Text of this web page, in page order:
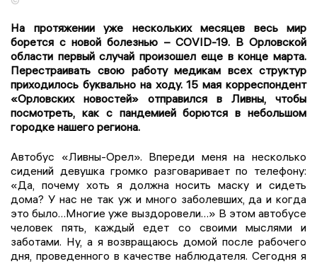
На протяжении уже нескольких месяцев весь мир
борется с новой болезнью – COVID-19. В Орловской
области первый случай произошел еще в конце марта.
Перестраивать свою работу медикам всех структур
приходилось буквально на ходу. 15 мая корреспондент
«Орловских новостей» отправился в Ливны, чтобы
посмотреть, как с пандемией борются в небольшом
городке нашего региона.
Автобус «Ливны-Орел». Впереди меня на несколько
сидений девушка громко разговаривает по телефону:
«Да, почему хоть я должна носить маску и сидеть
дома? У нас не так уж и много заболевших, да и когда
это было…Многие уже выздоровели…» В этом автобусе
человек пять, каждый едет со своими мыслями и
заботами. Ну, а я возвращаюсь домой после рабочего
дня, проведенного в качестве наблюдателя. Сегодня я